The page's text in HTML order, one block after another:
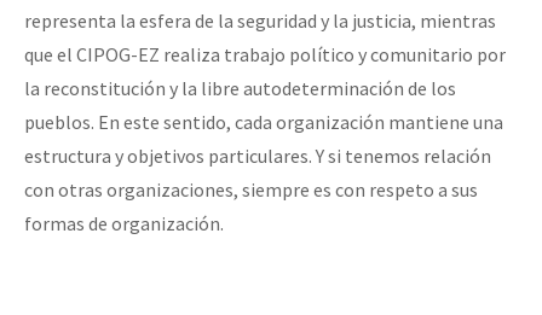
representa la esfera de la seguridad y la justicia, mientras
que el CIPOG-EZ realiza trabajo político y comunitario por
la reconstitución y la libre autodeterminación de los
pueblos. En este sentido, cada organización mantiene una
estructura y objetivos particulares. Y si tenemos relación
con otras organizaciones, siempre es con respeto a sus
formas de organización.